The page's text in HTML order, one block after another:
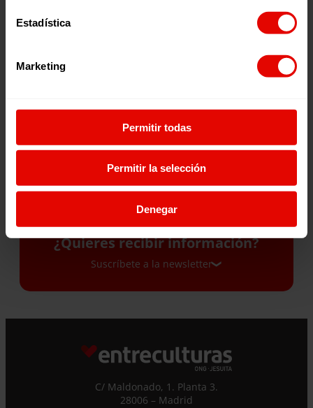
Estadística
Marketing
Permitir todas
Permitir la selección
Denegar
Memorias
ENTRECULTURAS 2025
Revista trimestral
¿Quieres recibir información?
Suscríbete a la newsletter
Si quieres recibir nuestra newsletter mensual
y los correos puntuales en los que te
ofrecemos información, no dejes de completar
este formulario. Al instante, te daremos de
C/ Maldonado, 1. Planta 3.
28006 – Madrid